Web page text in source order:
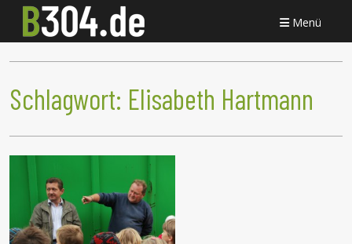
Menü
Schlagwort: Elisabeth Hartmann